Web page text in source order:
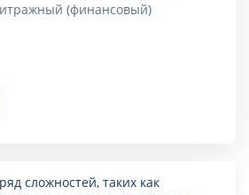
(финансовый)
сложностей, таких как